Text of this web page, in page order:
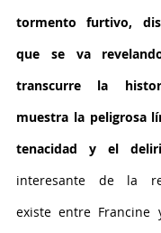
tormento furtivo,
que se va
transcurre la
muestra la peligrosa
tenacidad y el
interesante de la
existe entre Francine